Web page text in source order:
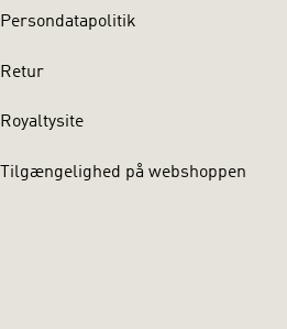
Persondatapolitik
Retur
Royaltysite
Tilgængelighed på webshoppen